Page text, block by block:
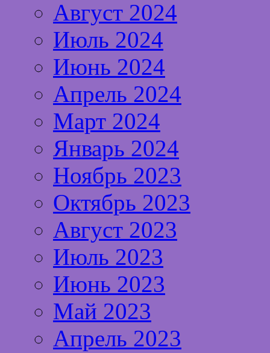
Август 2024
Июль 2024
Июнь 2024
Апрель 2024
Март 2024
Январь 2024
Ноябрь 2023
Октябрь 2023
Август 2023
Июль 2023
Июнь 2023
Май 2023
Апрель 2023